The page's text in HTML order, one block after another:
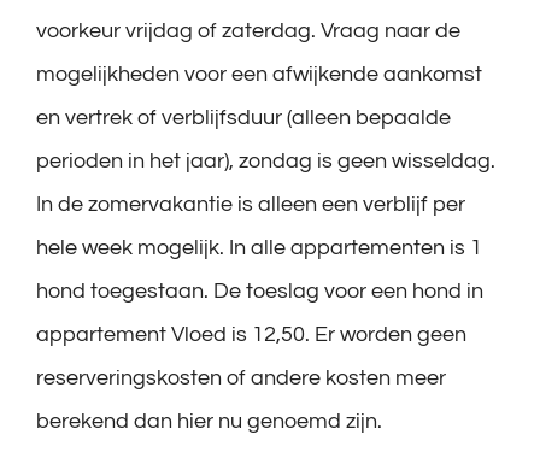
voorkeur vrijdag of zaterdag. Vraag naar de
mogelijkheden voor een afwijkende aankomst
en vertrek of verblijfsduur (alleen bepaalde
perioden in het jaar), zondag is geen wisseldag.
In de zomervakantie is alleen een verblijf per
hele week mogelijk. In alle appartementen is 1
hond toegestaan. De toeslag voor een hond in
appartement Vloed is 12,50. Er worden geen
reserveringskosten of andere kosten meer
berekend dan hier nu genoemd zijn.